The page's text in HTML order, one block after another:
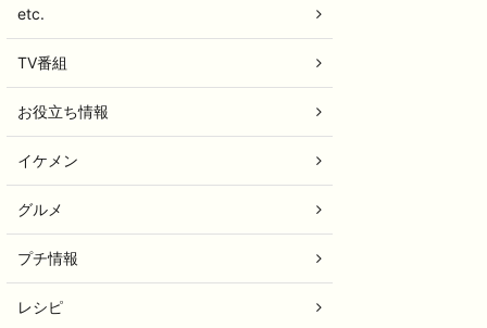
etc.
TV番組
お役立ち情報
イケメン
グルメ
プチ情報
レシピ